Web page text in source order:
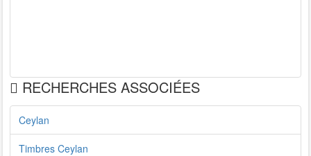
RECHERCHES ASSOCIÉES
Ceylan
Timbres Ceylan